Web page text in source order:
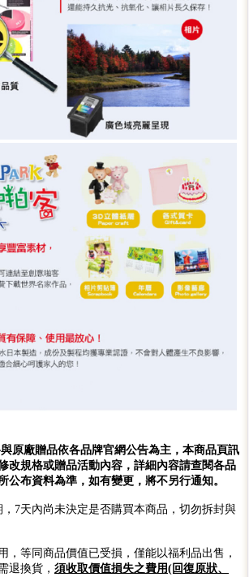
原廠贈品依各品牌官網公告為主，本商品頁訊
改規格或贈品活動內容，詳細內容請查閱各品
公布資料為準，如有變更，將不另行通知。
7天內尚未決定是否購買本商品，切勿拆封與
，等同商品價值已受損，僅能以福利品出售，
退換貨， 須收取價值損失之費用(回復原狀、